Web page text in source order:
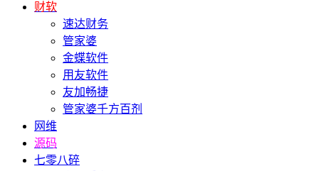
财软
速达财务
管家婆
金蝶软件
用友软件
友加畅捷
管家婆千方百剂
网维
源码
七零八碎